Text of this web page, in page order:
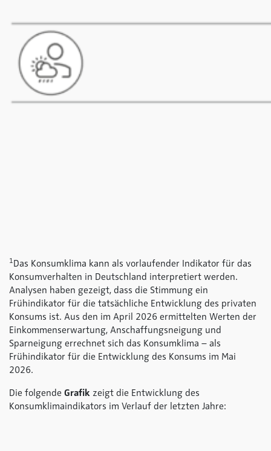
1 Das Konsumklima kann als vorlaufender Indikator für das
Konsumverhalten in Deutschland interpretiert werden.
Analysen haben gezeigt, dass die Stimmung ein
Frühindikator für die tatsächliche Entwicklung des privaten
Konsums ist. Aus den im April 2026 ermittelten Werten der
Einkommenserwartung, Anschaffungsneigung und
Sparneigung errechnet sich das Konsumklima – als
Frühindikator für die Entwicklung des Konsums im Mai
2026.
Die folgende Grafik zeigt die Entwicklung des
Konsumklimaindikators im Verlauf der letzten Jahre: